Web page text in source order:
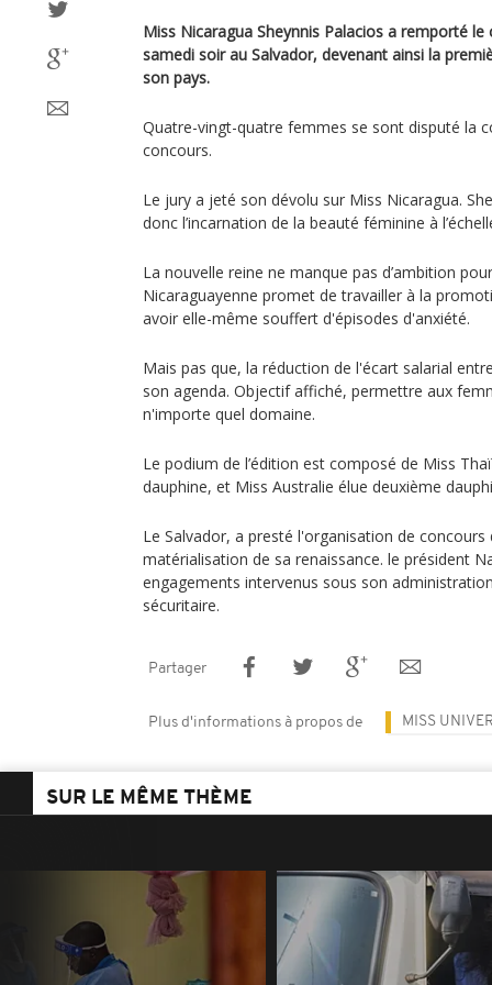
Miss Nicaragua Sheynnis Palacios a remporté
samedi soir au Salvador, devenant ainsi la
son pays.
Quatre-vingt-quatre femmes se sont disputé la
concours.
Le jury a jeté son dévolu sur Miss Nicaragua.
donc l’incarnation de la beauté féminine à
La nouvelle reine ne manque pas d’ambition
Nicaraguayenne promet de travailler à la
avoir elle-même souffert d'épisodes d'anxiété.
Mais pas que, la réduction de l'écart salarial
son agenda. Objectif affiché, permettre aux
n'importe quel domaine.
Le podium de l’édition est composé de Miss
dauphine, et Miss Australie élue deuxième
Le Salvador, a presté l'organisation de
matérialisation de sa renaissance. le président
engagements intervenus sous son
sécuritaire.
Partager
Plus d'informations à propos de MISS
SUR LE MÊME THÈME